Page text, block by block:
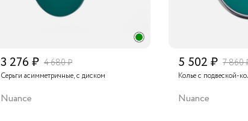
3 276 ₽ 4 680 ₽
Серьги асимметричные, с диском
Nuance
5 502 ₽ 7 860
Колье с подвеской-
Nuance